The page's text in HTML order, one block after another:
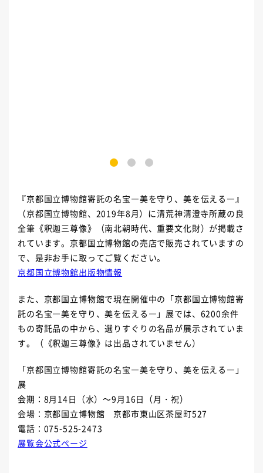
3
『京都国立博物館寄託の名宝―美を守り、美を伝える―』
（京都国立博物館、 2019年8月）に清荒神清澄寺所蔵の良
全筆《釈迦三尊像》（南北朝時代、重要文化財）が掲載さ
れています。京都国立博物館の売店で販売されていますの
で、是非お手に取ってご覧ください。
京都国立博物館出版物情報
また、京都国立博物館で現在開催中の「京都国立博物館寄
託の名宝―美を守り、美を伝える―」展では、 6200余件
もの寄託品の中から、選りすぐりの名品が展示されていま
す。（《釈迦三尊像》は出品されていません）
「京都国立博物館寄託の名宝―美を守り、美を伝える―」
展
会期： 8月 14日（水）～9月 16日（月・祝）
会場：京都国立博物館 京都市東山区茶屋町527
電話： 075-525-2473
展覧会公式ページ